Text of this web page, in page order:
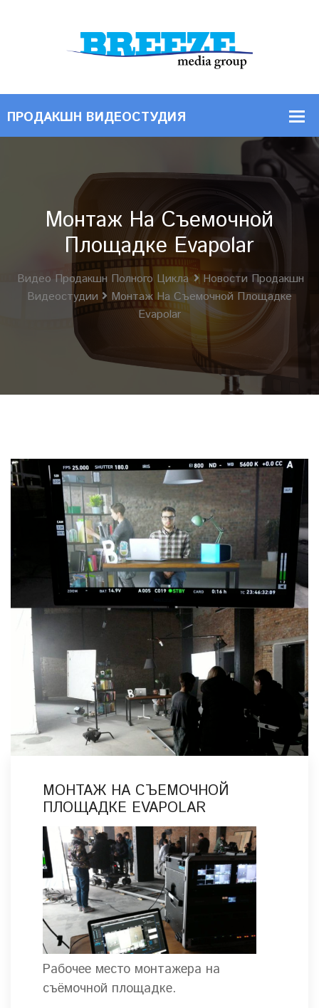
Монтаж На Съемочной
Площадке Evapolar
Видео Продакшн Полного Цикла
Новости Продакшн
Видеостудии
Монтаж На Съемочной Площадке
Evapolar
МОНТАЖ НА СЪЕМОЧНОЙ
ПЛОЩАДКЕ EVAPOLAR
Рабочее место монтажера на
съёмочной площадке.